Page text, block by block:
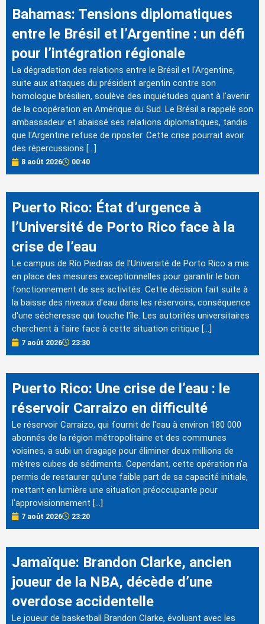
Bahamas: Tensions diplomatiques
entre le Brésil et l’Argentine : un défi
pour l’intégration régionale
La dégradation des relations entre le Brésil et l'Argentine,
suite aux attaques du président argentin contre son
homologue brésilien, soulève des inquiétudes quant à l'avenir
de la coopération en Amérique du Sud. Le Brésil a rappelé son
ambassadeur et abaissé ses relations diplomatiques, tandis
que l'Argentine refuse de riposter. Cette crise pourrait avoir
des répercussions […]
8 août 2026 00:40
Puerto Rico: État d’urgence à
l’Université de Porto Rico face à la
crise de l’eau
Le campus de Río Piedras de l'Université de Porto Rico a mis
en place des mesures exceptionnelles pour garantir le bon
fonctionnement de ses activités. Cette décision fait suite à
la baisse des niveaux d'eau dans les réservoirs, conséquence
d'une sécheresse qui touche l'île. Les autorités universitaires
cherchent à faire face à cette situation critique […]
7 août 2026 23:30
Puerto Rico: Une crise de l’eau : le
réservoir Carraizo en difficulté
Le réservoir Carraizo, qui fournit de l'eau à environ 180 000
abonnés de la région métropolitaine et des communes
voisines, a subi un dragage pour éliminer deux millions de
mètres cubes de sédiments. Cependant, cette opération n'a
permis de restaurer qu'une faible part de sa capacité initiale,
mettant en lumière une situation préoccupante pour
l'approvisionnement […]
7 août 2026 23:20
Jamaïque: Brandon Clarke, ancien
joueur de la NBA, décède d’une
overdose accidentelle
Le joueur de basketball Brandon Clarke, évoluant avec les